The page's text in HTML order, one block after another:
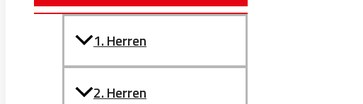
1. Herren
2. Herren